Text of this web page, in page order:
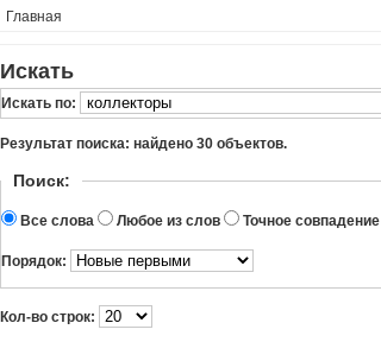
Главная
Искать
Искать по:
Результат поиска: найдено 30 объектов.
Поиск:
Все слова Любое из слов Точное совпадение
Порядок:
Кол-во строк: